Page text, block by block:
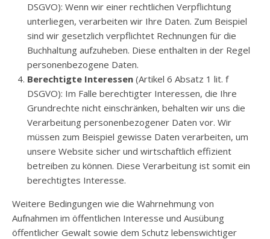
DSGVO): Wenn wir einer rechtlichen Verpflichtung
unterliegen, verarbeiten wir Ihre Daten. Zum Beispiel
sind wir gesetzlich verpflichtet Rechnungen für die
Buchhaltung aufzuheben. Diese enthalten in der Regel
personenbezogene Daten.
Berechtigte Interessen (Artikel 6 Absatz 1 lit. f
DSGVO): Im Falle berechtigter Interessen, die Ihre
Grundrechte nicht einschränken, behalten wir uns die
Verarbeitung personenbezogener Daten vor. Wir
müssen zum Beispiel gewisse Daten verarbeiten, um
unsere Website sicher und wirtschaftlich effizient
betreiben zu können. Diese Verarbeitung ist somit ein
berechtigtes Interesse.
Weitere Bedingungen wie die Wahrnehmung von
Aufnahmen im öffentlichen Interesse und Ausübung
öffentlicher Gewalt sowie dem Schutz lebenswichtiger